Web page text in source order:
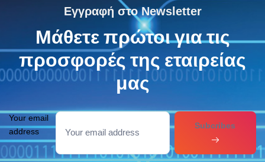
Εγγραφή στο Newsletter
Μάθετε πρώτοι για τις
προσφορές της εταιρείας
μας
Your email
address
Subcribes